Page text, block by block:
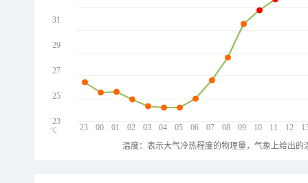
23 00 01 02 03 04 05 06 07 08 09 10 11 12
31
29
27
25
23
℃
温度：表示大气冷热程度的物理量，气象上给出